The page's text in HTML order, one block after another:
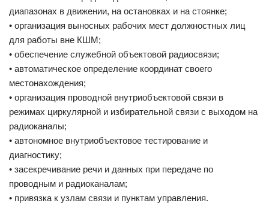
диапазонах в движении, на остановках и на стоянке;
• организация выносных рабочих мест должностных лиц
для работы вне КШМ;
• обеспечение служебной объектовой радиосвязи;
• автоматическое определение координат своего
местонахождения;
• организация проводной внутриобъектовой связи в
режимах циркулярной и избирательной связи с выходом на
радиоканалы;
• автономное внутриобъектовое тестирование и
диагностику;
• засекречивание речи и данных при передаче по
проводным и радиоканалам;
• привязка к узлам связи и пунктам управления.